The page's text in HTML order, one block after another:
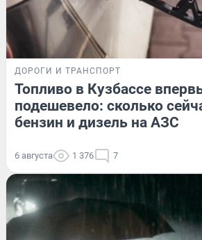
ДОРОГИ И ТРАНСПОРТ
Топливо в Кузбассе
подешевело: сколько
бензин и дизель на АЗС
6 августа 1 376 7